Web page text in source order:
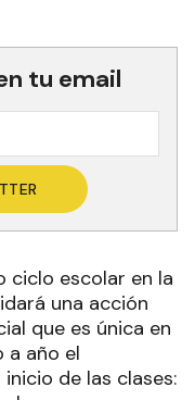
tu email
ciclo escolar en la
una acción
que es única en
a año el
de las clases: